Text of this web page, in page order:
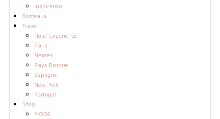
Inspiration
Bordeaux
Travel
Hotel Experience
Paris
Nantes
Pays Basque
Espagne
New-York
Portugal
Shop
MODE